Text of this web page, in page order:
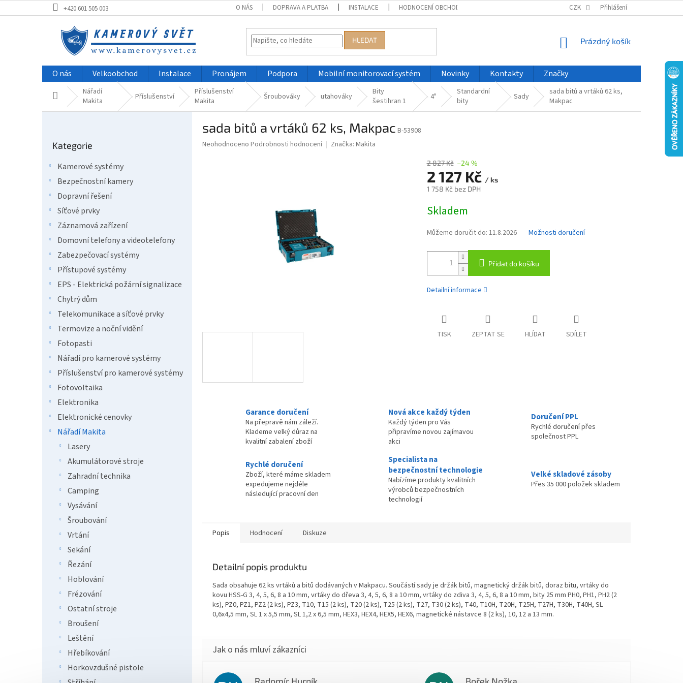
na
+420 601 505 003 O NÁS DOPRAVA A PLATBA INSTALACE HODNOCENÍ OBCHODU VELKOOBCHOD ČASTO KLADENÉ DOTAZY
CZK Přihlášení
HLEDAT
NÁKUPNÍ
Prázdný košík
O nás Velkoobchod Instalace Pronájem Podpora Mobilní monitorovací systém Novinky Kontakty Značky
Domů Nářadí
Makita
Příslušenství
Příslušenství
Makita
Šroubováky utahováky
Bity
šestihran 1
4"
Standardní
bity
Sady
sada bitů a vrtáků 62 ks,
Makpac
kategorie
Kategorie
Kamerové systémy
Bezpečnostní kamery
Dopravní řešení
Síťové prvky
Záznamová zařízení
Domovní telefony a videotelefony
Zabezpečovací systémy
Přístupové systémy
EPS - Elektrická požární signalizace
Chytrý dům
Telekomunikace a síťové prvky
Termovize a noční vidění
Fotopasti
Nářadí pro kamerové systémy
Příslušenství pro kamerové systémy
Fotovoltaika
Elektronika
Elektronické cenovky
Nářadí Makita
Lasery
Akumulátorové stroje
Zahradní technika
Camping
Vysávání
Šroubování
Vrtání
Sekání
Řezání
Hoblování
Frézování
Ostatní stroje
Broušení
Leštění
Hřebíkování
Horkovzdušné pistole
sada bitů a vrtáků 62 ks, Makpac B-53908
Průměrné
Neohodnoceno Podrobnosti hodnocení Značka: Makita
2 827 Kč –24 %
2 127 Kč / ks
1 758 Kč bez DPH
cena:
Skladem
Můžeme doručit do: 11.8.2026 Možnosti doručení
Přidat do košíku
Detailní informace
TISK ZEPTAT SE HLÍDAT SDÍLET
Garance doručení
Na přepravě nám záleží.
Klademe velký důraz na
kvalitní zabalení zboží
Nová akce každý týden
Každý týden pro Vás
připravíme novou zajímavou
akci
Doručení PPL
Rychlé doručení přes
společnost PPL
Rychlé doručení
Zboží, které máme skladem
expedujeme nejdéle
následující pracovní den
Specialista na
bezpečnostní technologie
Nabízíme produkty kvalitních
výrobců bezpečnostních
technologií
Velké skladové zásoby
Přes 35 000 položek skladem
Popis Hodnocení Diskuze
Detailní popis produktu
Sada obsahuje 62 ks vrtáků a bitů dodávaných v Makpacu. Součástí sady je držák bitů, magnetický držák bitů, doraz bitu, vrtáky do
kovu HSS-G 3, 4, 5, 6, 8 a 10 mm, vrtáky do dřeva 3, 4, 5, 6, 8 a 10 mm, vrtáky do zdiva 3, 4, 5, 6, 8 a 10 mm, bity 25 mm PH0, PH1, PH2 (2
ks), PZ0, PZ1, PZ2 (2 ks), PZ3, T10, T15 (2 ks), T20 (2 ks), T25 (2 ks), T27, T30 (2 ks), T40, T10H, T20H, T25H, T27H, T30H, T40H, SL
0,6x4,5 mm, SL 1 x 5,5 mm, SL 1,2 x 6,5 mm, HEX3, HEX4, HEX5, HEX6, magnetické nástavce 8 (2 ks), 10, 12 a 13 mm.
Radomír Hurník Bořek Nožka